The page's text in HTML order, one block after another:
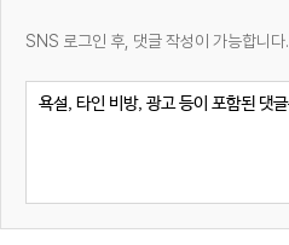
SNS 로그인 후, 댓글 작성이 가능합니다.